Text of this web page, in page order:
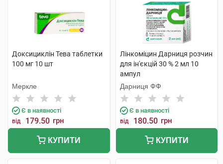
Доксициклін Тева таблетки
100 мг 10 шт
Меркле
Є в наявності
від 179.50 грн
КУПИТИ
Лінкоміцин Дарниця розчин
для ін'єкцій 30 % 2 мл 10
ампул
Дарниця ФФ
Є в наявності
від 180.50 грн
КУПИТИ